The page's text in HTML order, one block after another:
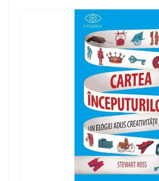
științele naturii, fizică sau alte
alegi o carte ce corelează cu
pasiunile sale. Cărți cadou de
colegi, găsiți pe CadoLand
În general, cel mai important
luat în considerare interesele și
când alegeți cadoul. Un cadou
pasă și că doriți să-i faceți o zi de